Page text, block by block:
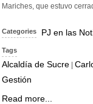
Mariches, que estuvo
Categories PJ en las
Tags
Alcaldía de Sucre |
Gestión
Read more...